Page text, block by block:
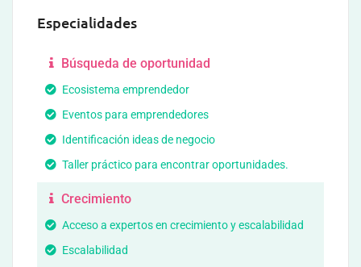
Especialidades
Búsqueda de oportunidad
Ecosistema emprendedor
Eventos para emprendedores
Identificación ideas de negocio
Taller práctico para encontrar oportunidades.
Crecimiento
Acceso a expertos en crecimiento y escalabilidad
Escalabilidad